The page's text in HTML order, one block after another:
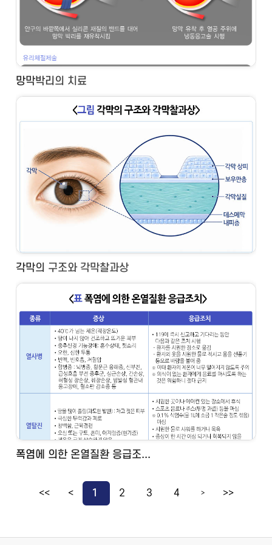
망막박리의 치료
각막의 구조와 각막찰과상
폭염에 의한 온열질환 응급조...
<< < 1 2 3 4 > >>